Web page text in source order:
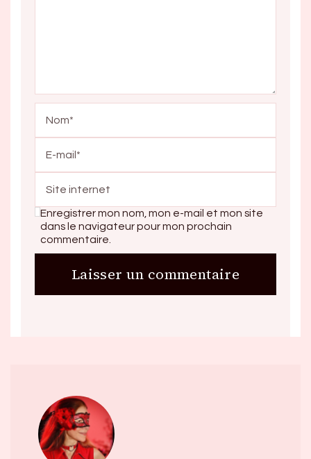
Enregistrer mon nom, mon e-mail et mon site
dans le navigateur pour mon prochain
commentaire.